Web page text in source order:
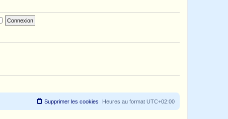
m
g
n
e
d
e
s
e
Heures au format UTC+02:00
Supprimer les cookies